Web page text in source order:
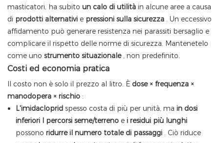
masticatori, ha subito un calo di utilità in alcune aree a causa
di prodotti alternativi e pressioni sulla sicurezza . Un eccessivo
affidamento può generare resistenza nei parassiti bersaglio e
complicare il rispetto delle norme di sicurezza. Mantenetelo
come uno strumento situazionale, non predefinito.
Costi ed economia pratica
Il costo non è solo il prezzo al litro. È dose × frequenza ×
manodopera × rischio :
L'imidaclopridspesso costa di più per unità, ma in dosi
inferiori I percorsi seme/terrenoe i residui più lunghi
possono ridurre il numero totale di passaggi. Ciò riduce